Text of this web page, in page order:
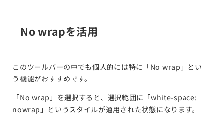
No wrapを活用
このツールバーの中でも個人的には特に「No wrap」とい
う機能がおすすめです。
「No wrap」を選択すると、選択範囲に「white-space:
nowrap」というスタイルが適用された状態になります。